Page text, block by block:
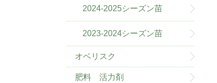
2024-2025シーズン苗
2023-2024シーズン苗
オベリスク
肥料 活力剤